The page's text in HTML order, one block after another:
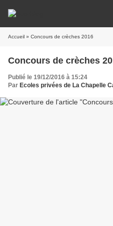
Accueil » Concours de crèches 2016
Concours de crèches
Publié le 19/12/2016 à 15:24
Par Ecoles privées de La Chapelle